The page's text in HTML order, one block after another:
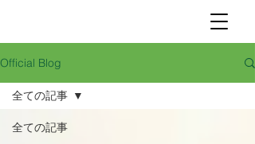
Official Blog
全ての記事
全ての記事